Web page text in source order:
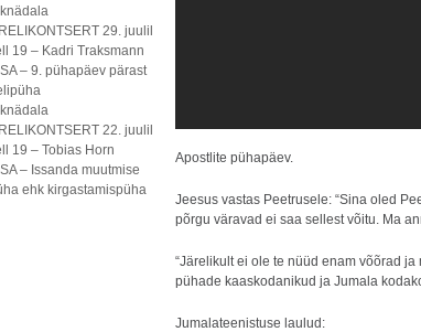
29. juulil
19 – Kadri Traksmann
– 9. pühapäev pärast
22. juulil
19 – Tobias Horn
– Issanda muutmise
ehk kirgastamispüha
Apostlite pühapäev.
Jeesus vastas Peetrusele: “Sina oled
põrgu väravad ei saa sellest võitu. Ma
“Järelikult ei ole te nüüd enam võõrad ja
pühade kaaskodanikud ja Jumala
Jumalateenistuse laulud: